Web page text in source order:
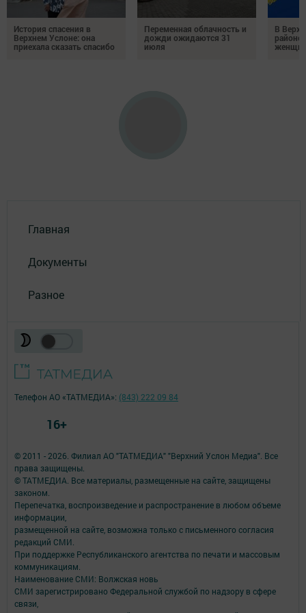
История спасения в
Верхнем Услоне: она
приехала сказать спасибо
Переменная облачность и
дожди ожидаются 31
июля
В
районе
Главная
Документы
Разное
© 2011 - 2026. Филиал АО "ТАТМЕДИА" "Верхний Услон Медиа". Все
права защищены.
© ТАТМЕДИА. Все материалы, размещенные на сайте, защищены
законом.
Перепечатка, воспроизведение и распространение в любом объеме
информации,
размещенной на сайте, возможна только с письменного согласия
редакций СМИ.
При поддержке Республиканского агентства по печати и массовым
коммуникациям.
Наименование СМИ: Волжская новь
СМИ зарегистрировано Федеральной службой по надзору в сфере
связи,
Телефон АО «ТАТМЕДИА»: (843) 222 09 84
16+